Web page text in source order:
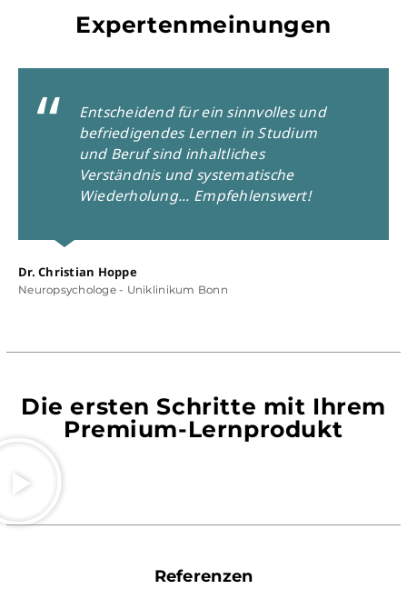
Expertenmeinungen
Entscheidend für ein sinnvolles und
befriedigendes Lernen in Studium
und Beruf sind inhaltliches
Verständnis und systematische
Wiederholung... Empfehlenswert!
Dr. Christian Hoppe
Neuropsychologe - Uniklinikum Bonn
Die ersten Schritte mit Ihrem
Premium-Lernprodukt
Referenzen